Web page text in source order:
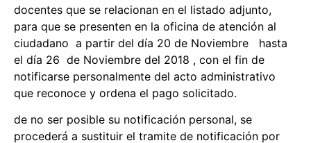
docentes que se relacionan en el listado adjunto,
para que se presenten en la oficina de atención al
ciudadano a partir del día 20 de Noviembre hasta
el día 26 de Noviembre del 2018 , con el fin de
notificarse personalmente del acto administrativo
que reconoce y ordena el pago solicitado.
de no ser posible su notificación personal, se
procederá a sustituir el tramite de notificación por